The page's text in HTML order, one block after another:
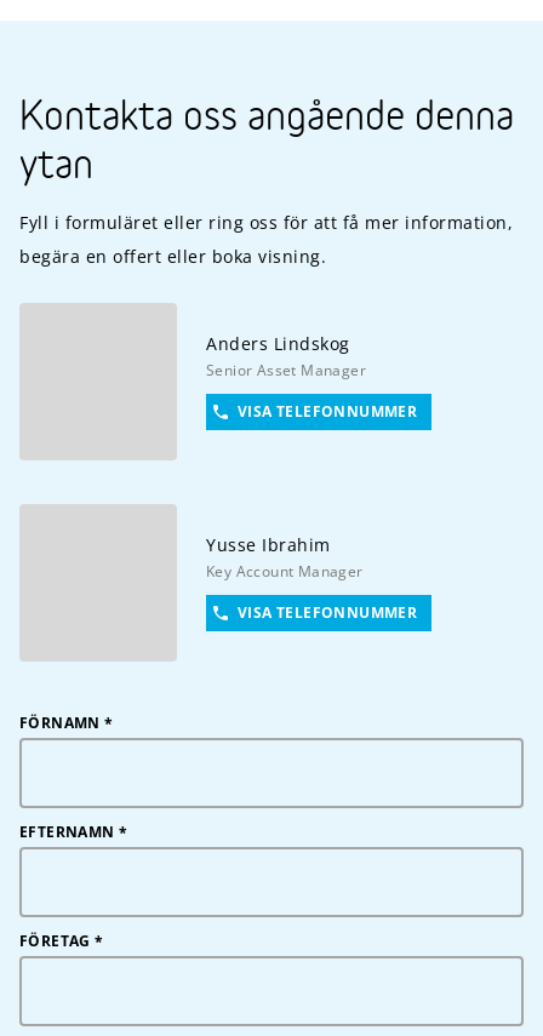
Kontakta oss angående denna
ytan
Fyll i formuläret eller ring oss för att få mer information,
begära en offert eller boka visning.
Anders Lindskog
Senior Asset Manager
VISA TELEFONNUMMER
Yusse Ibrahim
Key Account Manager
VISA TELEFONNUMMER
FÖRNAMN *
EFTERNAMN *
FÖRETAG *